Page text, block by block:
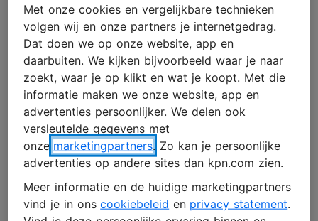
Wachtwoord vergeten
Dat overkomt de beste. Vul je e-mailadres
in, dan krijg je een mail om ‘n nieuw
wachtwoord aan te maken.
E-mailadres
Met onze cookies en vergelijkbare technieken
volgen wij en onze partners je internetgedrag.
Dat doen we op onze website, app en
daarbuiten. We kijken bijvoorbeeld waar je naar
zoekt, waar je op klikt en wat je koopt. Met die
informatie maken we onze website, app en
advertenties persoonlijker. We delen ook
versleutelde gegevens met
onze marketingpartners. Zo kan je persoonlijke
advertenties op andere sites dan kpn.com zien.
Meer informatie en de huidige marketingpartners
vind je in ons cookiebeleid en privacy statement.